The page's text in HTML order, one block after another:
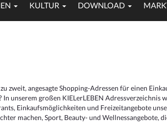
KULTUR DOWNLOAD
zweit, angesagte Shopping-Adressen für einen
unserem großen KIELerLEBEN Adressverzeichnis
Einkaufsmöglichkeiten und Freizeitangebote
machen, Sport, Beauty- und Wellnessangebote,